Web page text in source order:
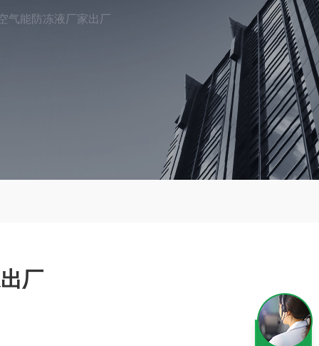
气能防冻液厂家出厂
厂